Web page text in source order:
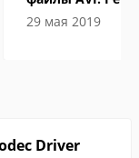
проблемы
29 мая 2019
Driver